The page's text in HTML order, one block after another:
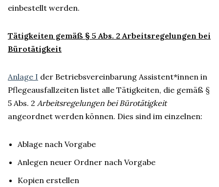
einbestellt werden.
Tätigkeiten gemäß § 5 Abs. 2 Arbeitsregelungen bei
Bürotätigkeit
Anlage I der Betriebsvereinbarung Assistent*innen in
Pflegeausfallzeiten listet alle Tätigkeiten, die gemäß §
5 Abs. 2 Arbeitsregelungen bei Bürotätigkeit
angeordnet werden können. Dies sind im einzelnen:
Ablage nach Vorgabe
Anlegen neuer Ordner nach Vorgabe
Kopien erstellen